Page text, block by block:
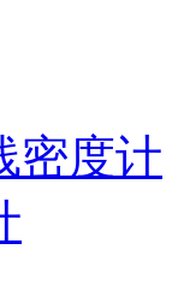
密度计